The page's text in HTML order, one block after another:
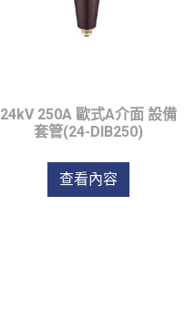
24kV 250A 歐式A介面 設備
套管(24-DIB250)
查看內容